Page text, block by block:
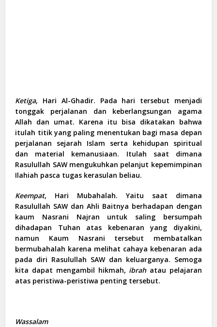
Ketiga, Hari Al-Ghadir. Pada hari tersebut menjadi
tonggak perjalanan dan keberlangsungan agama
Allah dan umat. Karena itu bisa dikatakan bahwa
itulah titik yang paling menentukan bagi masa depan
perjalanan sejarah Islam serta kehidupan spiritual
dan material kemanusiaan. Itulah saat dimana
Rasulullah SAW mengukuhkan pelanjut kepemimpinan
Ilahiah pasca tugas kerasulan beliau.
Keempat, Hari Mubahalah. Yaitu saat dimana
Rasulullah SAW dan Ahli Baitnya berhadapan dengan
kaum Nasrani Najran untuk saling bersumpah
dihadapan Tuhan atas kebenaran yang diyakini,
namun Kaum Nasrani tersebut membatalkan
bermubahalah karena melihat cahaya kebenaran ada
pada diri Rasulullah SAW dan keluarganya. Semoga
kita dapat mengambil hikmah, ibrahatau pelajaran
atas peristiwa-peristiwa penting tersebut.
Wassalam